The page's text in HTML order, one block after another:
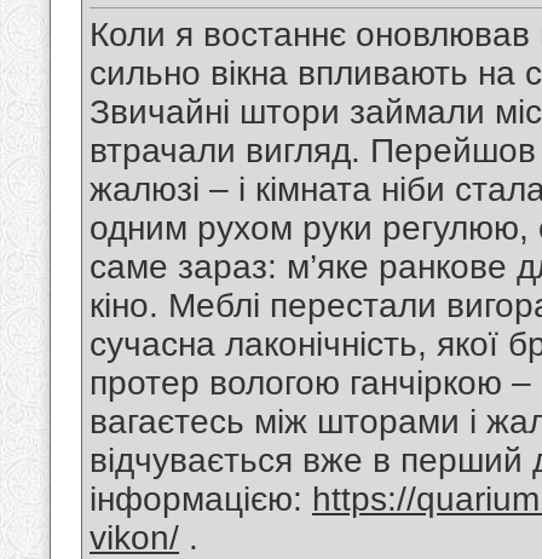
Коли я востаннє оновлював
сильно вікна впливають на
Звичайні штори займали
втрачали вигляд. Перейшов
жалюзі – і кімната ніби
одним рухом руки регулюю,
саме зараз: м’яке ранкове
кіно. Меблі перестали
сучасна лаконічність,
протер вологою ганчіркою
вагаєтесь між шторами і
відчувається вже в
інформацією: https://
vikon/ .